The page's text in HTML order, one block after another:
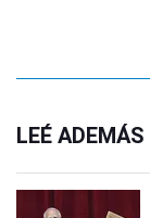
LEÉ ADEMÁS